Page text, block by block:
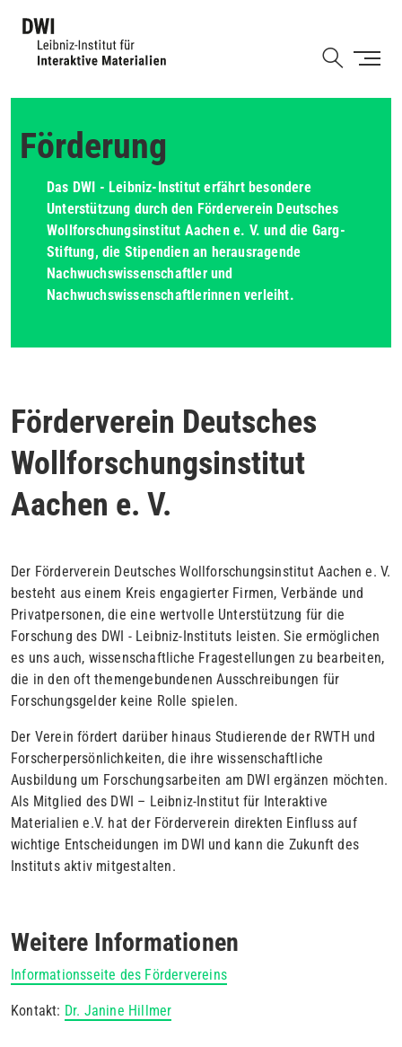
Förderung
Das DWI - Leibniz-Institut erfährt besondere
Unterstützung durch den Förderverein Deutsches
Wollforschungsinstitut Aachen e. V. und die Garg-
Stiftung, die Stipendien an herausragende
Nachwuchswissenschaftler und
Nachwuchswissenschaftlerinnen verleiht.
Förderverein Deutsches
Wollforschungsinstitut
Aachen e. V.
Der Förderverein Deutsches Wollforschungsinstitut Aachen e. V.
besteht aus einem Kreis engagierter Firmen, Verbände und
Privatpersonen, die eine wertvolle Unterstützung für die
Forschung des DWI - Leibniz-Instituts leisten. Sie ermög­lichen
es uns auch, wissenschaftliche Fragestellungen zu bearbeiten,
die in den oft themengebundenen Ausschreibungen für
Forschungsgelder keine Rolle spielen.
Der Verein fördert darüber hinaus Studierende der RWTH und
Forscherpersönlichkeiten, die ihre wissenschaftliche
Ausbildung um Forschungsarbeiten am DWI ergänzen möchten.
Als Mitglied des DWI – Leibniz-Institut für Interaktive
Materialien e.V. hat der Förderverein direkten Einfluss auf
wichtige Entscheidungen im DWI und kann die Zukunft des
Instituts aktiv mitgestalten.
Weitere Informationen
Informationsseite des Fördervereins
Kontakt: Dr. Janine Hillmer